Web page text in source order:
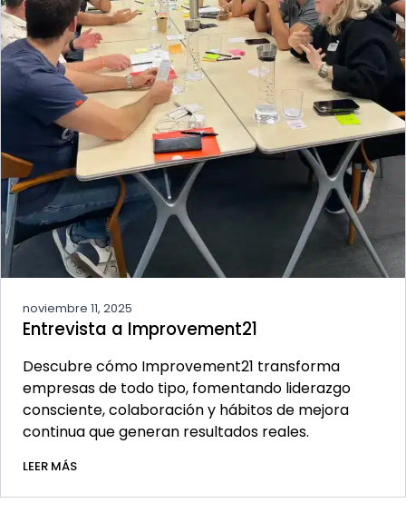
noviembre 11, 2025
Entrevista a Improvement21
Descubre cómo Improvement21 transforma
empresas de todo tipo, fomentando liderazgo
consciente, colaboración y hábitos de mejora
continua que generan resultados reales.
LEER MÁS